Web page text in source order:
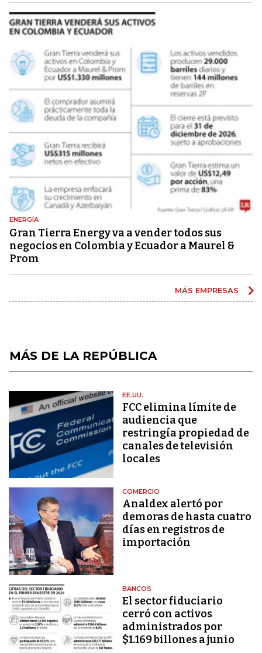
ENERGÍA
Gran Tierra Energy va a vender todos sus
negocios en Colombia y Ecuador a Maurel &
Prom
MÁS EMPRESAS
MÁS DE LA REPÚBLICA
EE.UU.
FCC elimina límite de
audiencia que
restringía propiedad de
canales de televisión
locales
COMERCIO
Analdex alertó por
demoras de hasta cuatro
días en registros de
importación
BANCOS
El sector fiduciario
cerró con activos
administrados por
$1.169 billones a junio